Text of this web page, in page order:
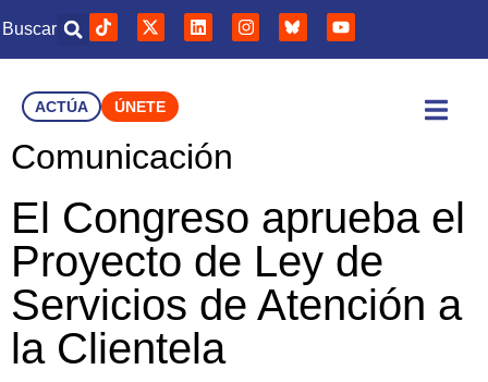
Buscar
ACTÚA ÚNETE
Comunicación
El Congreso aprueba el
Proyecto de Ley de
Servicios de Atención a
la Clientela